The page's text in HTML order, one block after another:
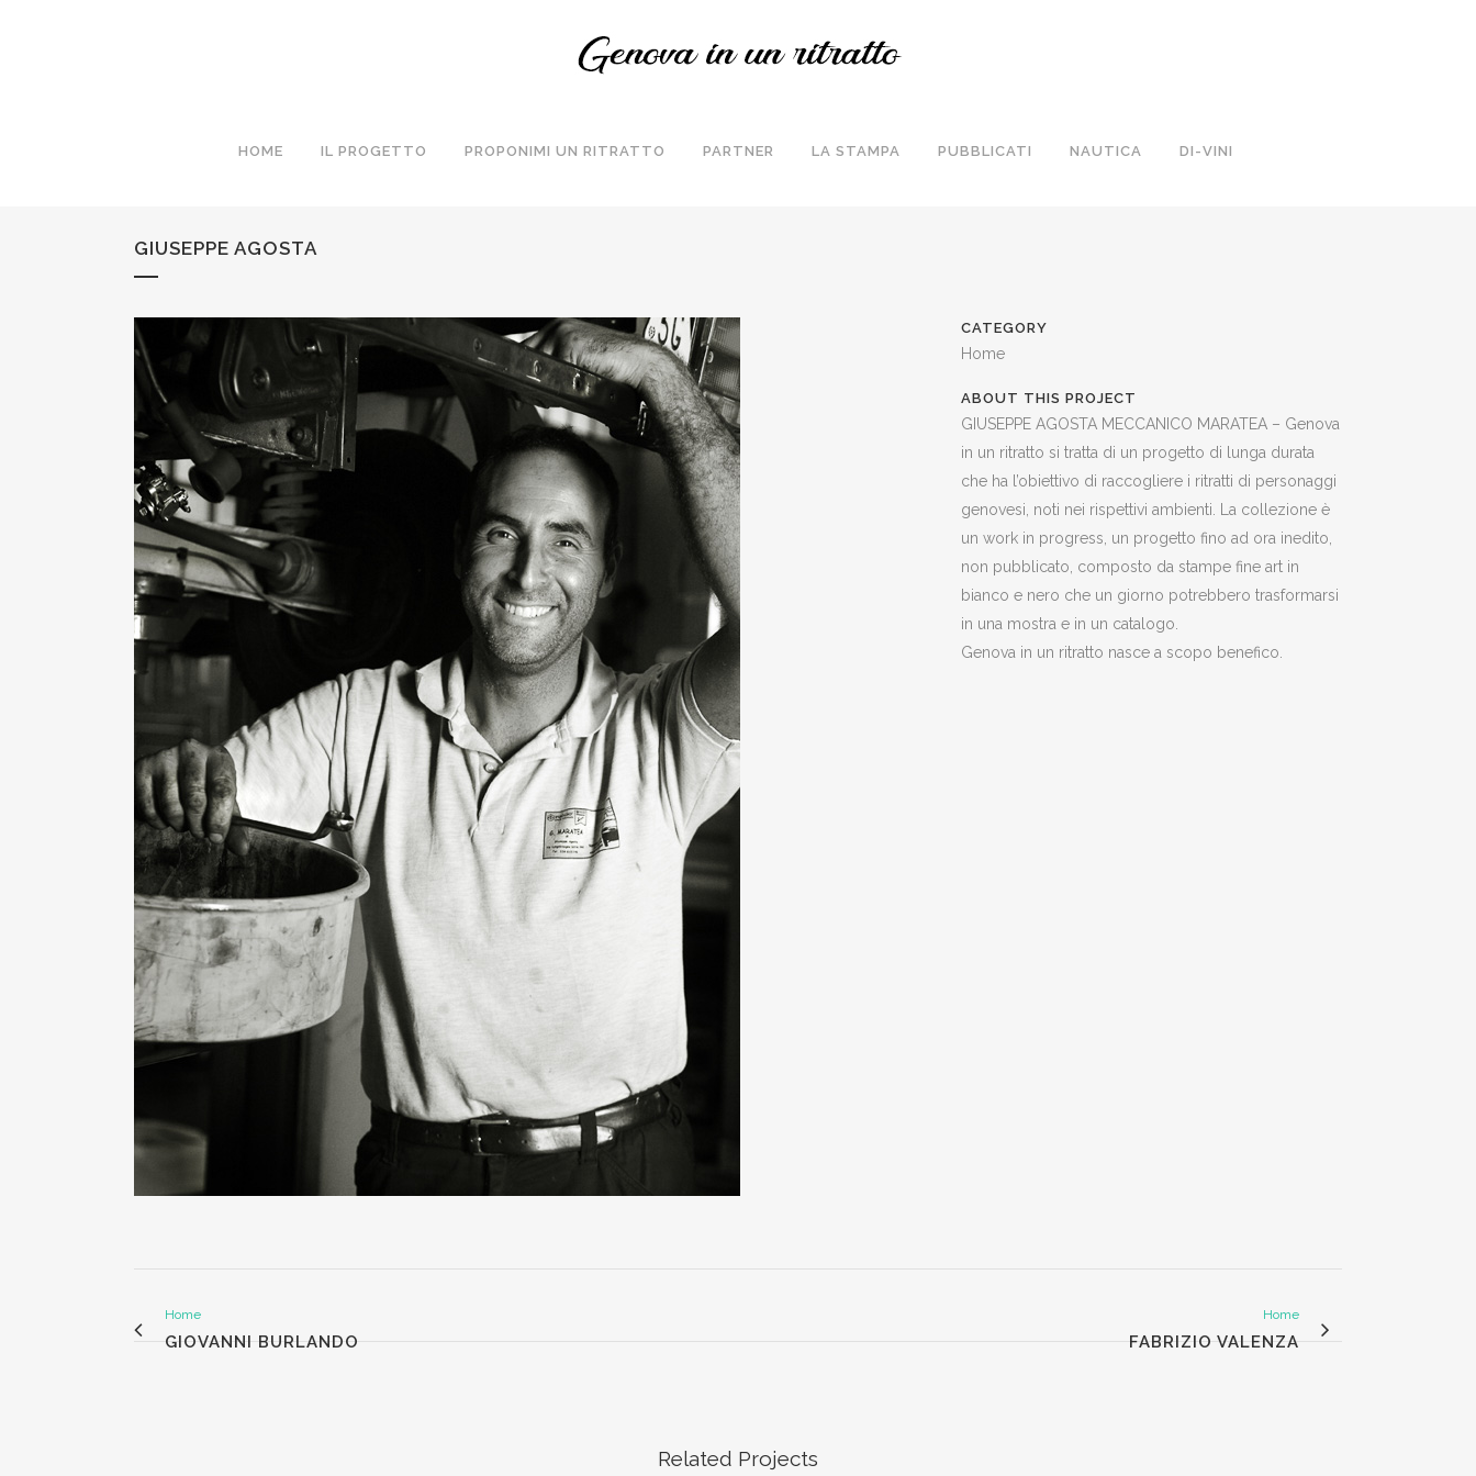
HOME IL PROGETTO PROPONIMI UN RITRATTO PARTNER LA STAMPA PUBBLICATI NAUTICA DI-VINI
GIUSEPPE AGOSTA
CATEGORY
Home
ABOUT THIS PROJECT
GIUSEPPE AGOSTA MECCANICO MARATEA – Genova
in un ritratto si tratta di un progetto di lunga durata
che ha l’obiettivo di raccogliere i ritratti di personaggi
genovesi, noti nei rispettivi ambienti. La collezione è
un work in progress, un progetto fino ad ora inedito,
non pubblicato, composto da stampe fine art in
bianco e nero che un giorno potrebbero trasformarsi
in una mostra e in un catalogo.
Genova in un ritratto nasce a scopo benefico.
Home
GIOVANNI BURLANDO
Home
FABRIZIO VALENZA
Related Projects